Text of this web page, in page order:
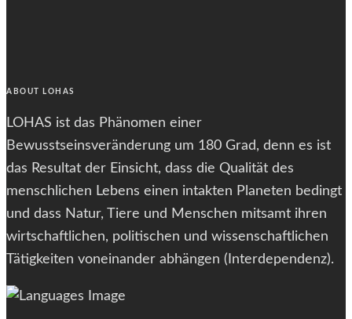
ABOUT LOHAS
LOHAS ist das Phänomen einer
Bewusstseinsveränderung um 180 Grad, denn es ist
das Resultat der Einsicht, dass die Qualität des
menschlichen Lebens einen intakten Planeten bedingt
und dass Natur, Tiere und Menschen mitsamt ihren
wirtschaftlichen, politischen und wissenschaftlichen
Tätigkeiten voneinander abhängen (Interdependenz).